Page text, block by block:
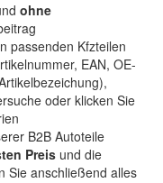
ohne
passenden Kfzteilen
EAN, OE-
oder klicken Sie
B2B Autoteile
Preis und die
Sie anschließend alles